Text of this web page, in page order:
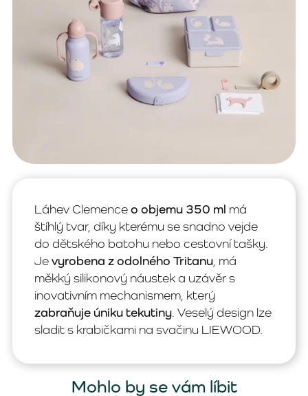
Láhev Clemenceo objemu 350 ml má
štíhlý tvar, díky kterému se snadno vejde
do dětského batohu nebo cestovní tašky.
Jevyrobena z odolného Tritanu , má
měkký silikonový náustek a uzávěr s
inovativním mechanismem, který
zabraňuje úniku tekutiny. Veselý design lze
sladit s krabičkami na svačinu LIEWOOD.
Mohlo by se vám líbit